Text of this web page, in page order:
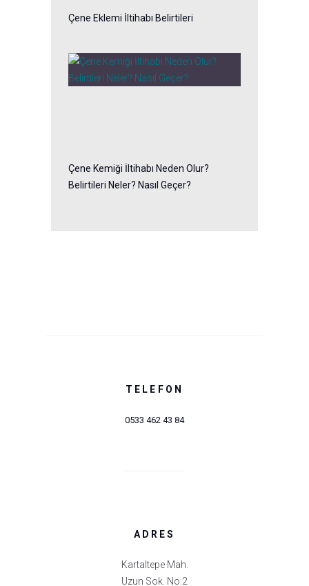
Çene Eklemi İltihabı Belirtileri
Çene Kemiği İltihabı Neden Olur?
Belirtileri Neler? Nasıl Geçer?
TELEFON
0533 462 43 84
ADRES
Kartaltepe Mah.
Uzun Sok. No:2